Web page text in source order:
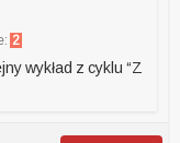
2
wykład z cyklu “Z